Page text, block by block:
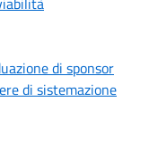
di sponsor
di sistemazione